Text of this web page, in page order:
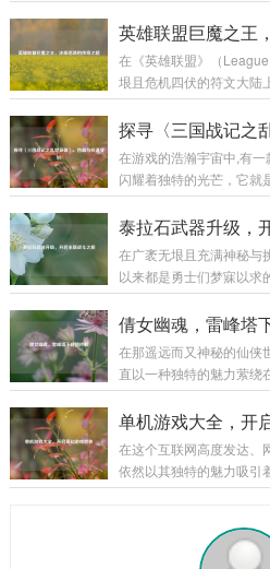
富有挑战性的战斗让不少
份详细的图文攻略，助力
力。 游戏初始准备 在开
定了解。《侠盗猎魔2》
潜行等多个方面。 移动
度会有不同的效果，比如
英雄联盟巨魔之王
在《英雄联盟》（
垠且危机四伏的符文大陆
特朗德尔宛如冰原上的一
书写着属于自己的独特传
卓德那片终年被冰雪覆
韧不拔且凶狠残暴的性格
为了争夺有限的资源，各
胁让他们的生存岌岌可危
在游戏的浩瀚宇宙中,有
闪耀着独特的光芒，它就
戏以其丰富的玩法、精彩
玩家穿越回那个群雄逐鹿
之乱世枭雄》以东汉末
汉室衰微，天下大乱，各
的军事集团，游戏巧妙地
战曹操以少胜多击败袁绍
泰拉石武器升级，
在广袤无垠且充满神秘与
以来都是勇士们梦寐以求
的历史，更以其独特的属
的战斗中陪伴着勇士们披
为这场冒险之旅增添了全
的诞生源于古老的泰拉文
其锻造技术更是达到了登
经千辛万苦，收集齐所需
倩女幽魂，雷峰塔
在那遥远而又神秘的仙侠
直以一种独特的魅力萦绕
的谜团，矗立在烟雨朦胧
士纷纷前来探寻其中隐藏
的神圣之地，在《倩女幽
充满诡异和谜团的存在
塔中封印着上古时期的强
月圆之夜,就会有诡异的事
单机游戏大全，开
在这个互联网高度发达、
依然以其独特的魅力吸引
座宝库，为玩家们提供了
机游戏是单机游戏大全
轴 5：天际》为例，这款